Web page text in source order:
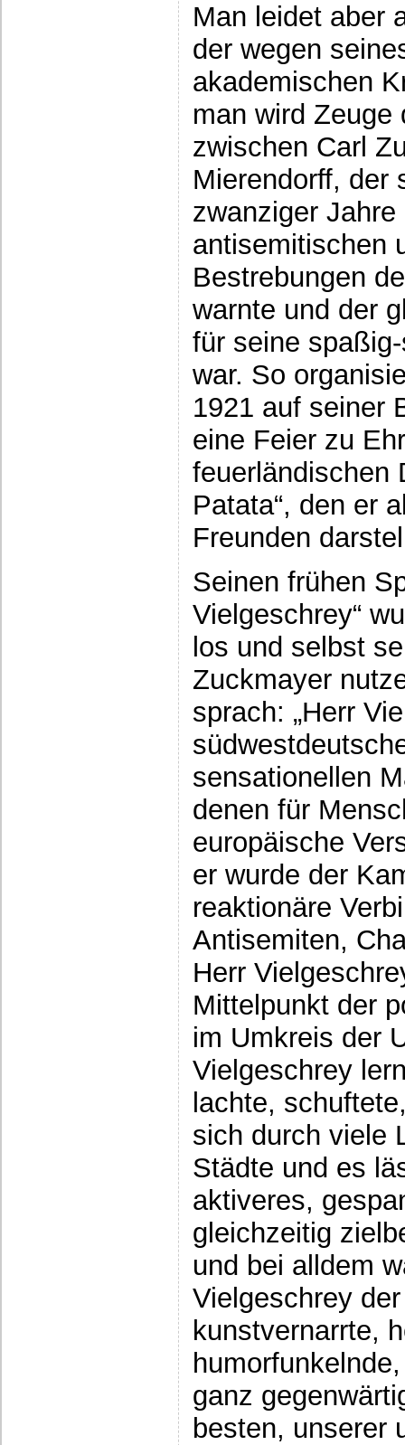
Man leidet aber
der wegen
akademischen
man wird Zeuge
zwischen Carl
Mierendorff, der
zwanziger
antisemitischen
Bestrebungen
warnte und der
für seine
war. So
1921 auf seiner
eine Feier zu
feuerländischen
Patata“, den er
Freunden
Seinen frühen
Vielgeschrey“
los und selbst
Zuckmayer
sprach: „Herr
sensationellen
denen für
europäische
er wurde der
reaktionäre
Antisemiten,
Herr
Mittelpunkt der
im Umkreis der
Vielgeschrey
lachte,
sich durch viele
Städte und es
aktiveres,
gleichzeitig
und bei alldem
Vielgeschrey
kunstvernarrte,
ganz
besten, unserer